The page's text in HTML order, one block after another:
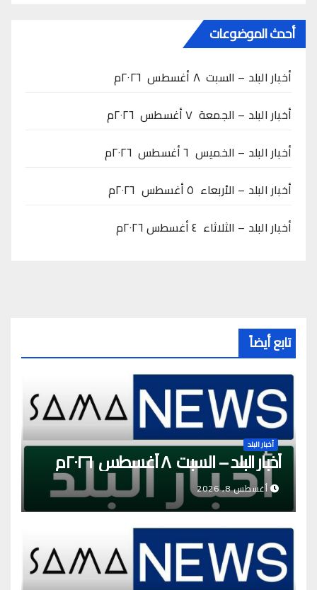
أحدث الموضوعات
أخبار البلد – السبت ٨ أغسطس ٢٠٢٦م
أخبار البلد – الجمعة ٧ أغسطس ٢٠٢٦م
أخبار البلد – الخميس ٦ أغسطس ٢٠٢٦م
أخبار البلد – الأربعاء ٥ أغسطس ٢٠٢٦م
أخبار البلد – الثلاثاء ٤ أغسطس ٢٠٢٦م
تابع أيضاً
أخبار البلد
أخبار البلد – السبت ٨ أغسطس ٢٠٢٦م
أغسطس 8, 2026